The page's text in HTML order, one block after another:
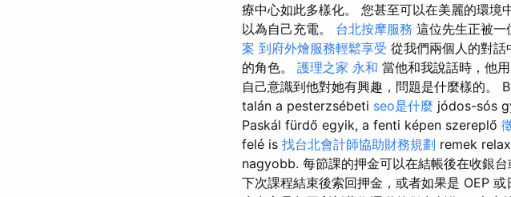
療中心如此多樣化。 您甚至可以在美麗的環境
以為自己充電。 台北按摩服務 這位先生正被一
案 到府外燴服務輕鬆享受 從我們兩個人的對
的角色。 護理之家 永和 當他和我說話時，他
自己意識到他對她有興趣，問題是什麼樣的
talán a pesterzsébeti seo是什麼 jódos-sós
Paskál fürdő egyik, a fenti képen szereplő
felé is 找台北會計師協助財務規劃 remek
nagyobb. 每節課的押金可以在結帳後在收銀
下次課程結束後索回押金，或者如果是 OEP